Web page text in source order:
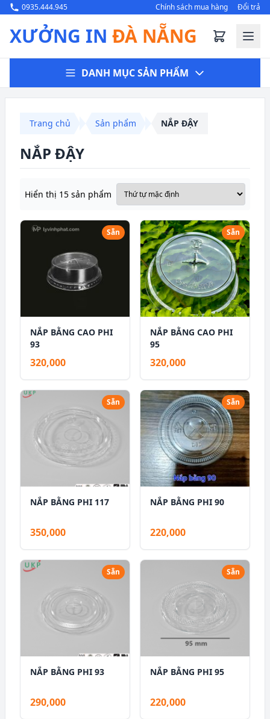
0935.444.945 Chính sách mua hàng Đổi trả
XƯỞNG IN ĐÀ NẴNG
DANH MỤC SẢN PHẨM
Trang chủ Sản phẩm NẮP ĐẬY
NẮP ĐẬY
Hiển thị 15 sản phẩm
Sẵn
NẮP BẰNG CAO PHI
93
320,000
Sẵn
NẮP BẰNG CAO PHI
95
320,000
Sẵn
NẮP BẰNG PHI 117
350,000
Sẵn
NẮP BẰNG PHI 90
220,000
Sẵn
NẮP BẰNG PHI 93
290,000
Sẵn
NẮP BẰNG PHI 95
220,000